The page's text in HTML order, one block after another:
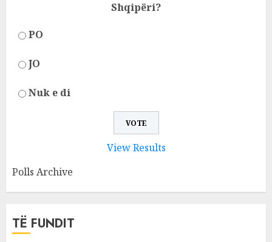
Shqipëri?
PO
JO
Nuk e di
View Results
Polls Archive
TË FUNDIT